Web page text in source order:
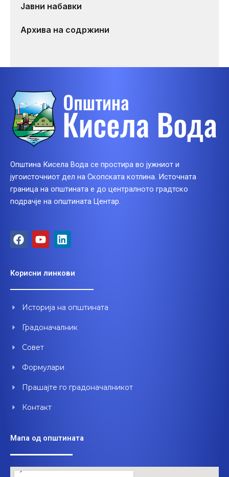
Јавни набавки
Архива на содржини
Општина Кисела Вода се простира во јужниот и
југоисточниот дел на Скопската котлина. Источната
граница на општината е до централното градтско
подрачје на општината Центар.
F
a
b
o
k
Y
o
u
b
L
i
e
d
n
Корисни линкови
Историја на општината
Градоначалник
Совет
Формулари
Прашајте го градоначалникот
Контакт
Мапа од општината